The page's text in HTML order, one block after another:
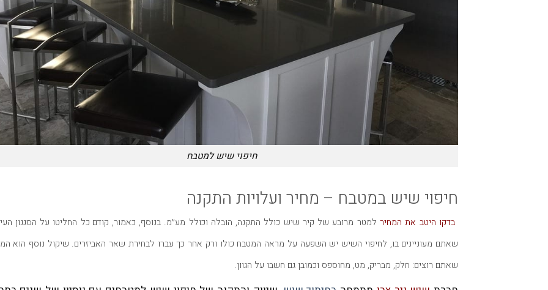
חיפוי שיש למטבח
חיפוי שיש במטבח – מחיר ועלויות התקנה
בדקו היטב את המחיר למטר מרובע של קיר שיש כולל התקנה, הובלה וכולל מע״מ. בנוסף, כאמור, קודם כל החליטו על הסגנון
שאתם מעוניינים בו, לחיפוי השיש יש השפעה על מראה המטבח כולו ורק אחר כך עברו לבחירת שאר האביזרים. שיקול נוסף הוא
שאתם רוצים: חלק, מבריק, מט, מחוספס וכמובן גם חשבו על הגוון.